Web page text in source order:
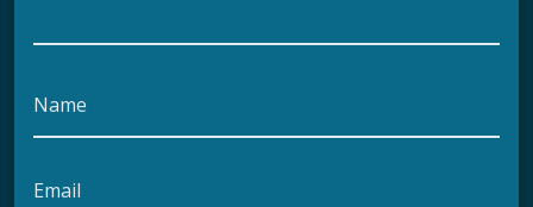
Name
Email